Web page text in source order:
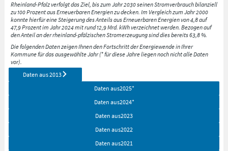
Rheinland-Pfalz verfolgt das Ziel, bis zum Jahr 2030 seinen Stromverbrauch bilanziell
zu 100 Prozent aus Erneuerbaren Energien zu decken. Im Vergleich zum Jahr 2000
konnte hierfür eine Steigerung des Anteils aus Erneuerbaren Energien von 4,8 auf
47,9 Prozent im Jahr 2024 mit rund 12,9 Mrd. kWh verzeichnet werden. Bezogen auf
den Anteil an der rheinland-pfälzischen Stromerzeugung sind dies bereits 63,8 %.
Die folgenden Daten zeigen Ihnen den Fortschritt der Energiewende in Ihrer
Kommune für das ausgewählte Jahr (* für diese Jahre liegen noch nicht alle Daten
vor).
Daten aus2013
Daten aus2025*
Daten aus2024*
Daten aus2023
Daten aus2022
Daten aus2021